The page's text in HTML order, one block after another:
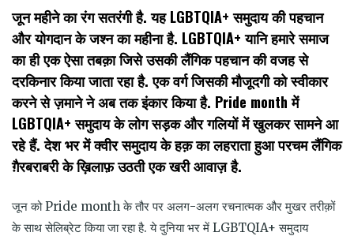
Twitter
(Opens
in
new
window)
Facebook
(Opens
in
new
WhatsApp
(Opens
new
window)
Telegram
(Opens
in
new
window)
Reddit
(Opens
in
new
window)
(Opens
new
window)
in
new
window)
जून महीने का रंग सतरंगी है. यह LGBTQIA+ समुदाय की पहचान
और योगदान के जश्न का महीना है. LGBTQIA+ यानि हमारे समाज
का ही एक ऐसा तबक़ा जिसे उसकी लैंगिक पहचान की वजह से
दरकिनार किया जाता रहा है. एक वर्ग जिसकी मौजूदगी को स्वीकार
करने से ज़माने ने अब तक इंकार किया है. Pride month में
LGBTQIA+ समुदाय के लोग सड़क और गलियों में खुलकर सामने आ
रहे हैं. देश भर में क्वीर समुदाय के हक़ का लहराता हुआ परचम लैंगिक
ग़ैरबराबरी के ख़िलाफ़ उठती एक खरी आवाज़ है.
जून को Pride month के तौर पर अलग-अलग रचनात्मक और मुखर तरीक़ों
के साथ सेलिब्रेट किया जा रहा है. ये दुनिया भर में LGBTQIA+ समुदाय